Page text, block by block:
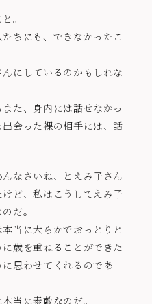
。
ちにも、できなかったこ
にしているのかもしれな
た、身内には話せなかっ
会った裸の相手には、話
なさいね、とえみ子さん
ど、私はこうしてえみ子
だ。
当に大らかでおっとりと
歳を重ねることができた
思わせてくれるのであ
当に素敵なのだ。